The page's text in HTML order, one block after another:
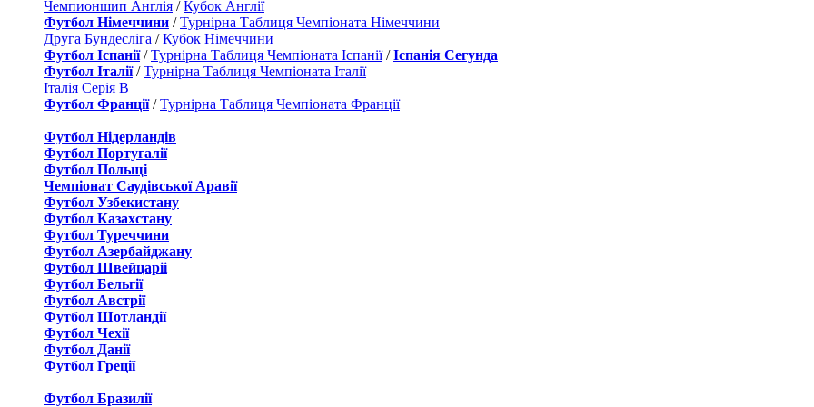
Чемпионшип Англія /Кубок Англії
Футбол Німеччини /Турнірна Таблиця Чемпіоната Німеччини
Друга Бундесліга /Кубок Німеччини
Футбол Іспанії/Турнірна Таблиця Чемпіоната Іспанії/Іспанія Сегунда
Футбол Італії/Турнірна Таблиця Чемпіоната Італії
Італія Серія B
Футбол Франції/Турнірна Таблиця Чемпіоната Франції
Футбол Нідерландiв
Футбол Португалії
Футбол Польщі
Чемпіонат Саудівської Аравії
Футбол Узбекистану
Футбол Казахстану
Футбол Туреччини
Футбол Азербайджану
Футбол Швейцаріі
Футбол Бельгії
Футбол Австрії
Футбол Шотландії
Футбол Чехії
Футбол Данії
Футбол Греції
Футбол Бразилії